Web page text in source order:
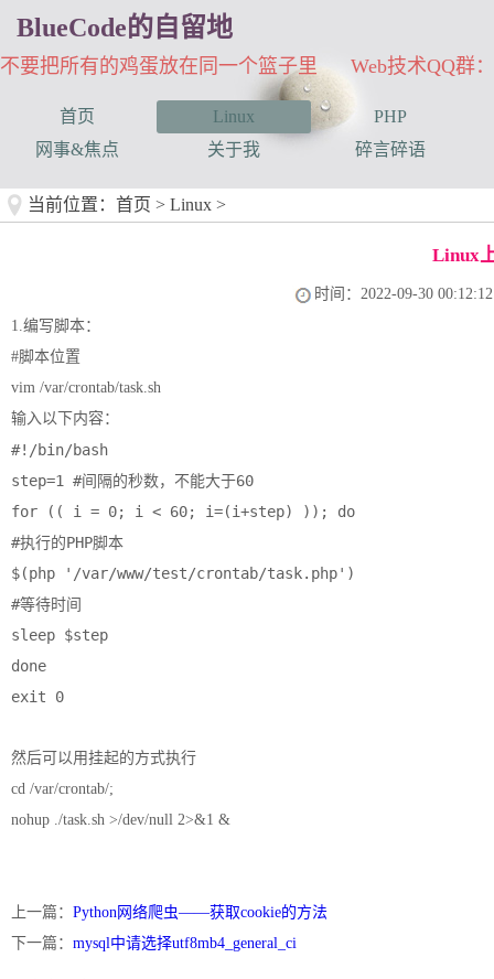
BlueCode的自留地
不要把所有的鸡蛋放在同一个篮子里 Web技术QQ群：
首页 Linux
PHP
网事&焦点
关于我 碎言碎语
当前位置： 首页 > Linux >
Linux
时间：2022-09-30 00:12:12
1.编写脚本：
#脚本位置
vim /var/crontab/task.sh
输入以下内容：
#!/bin/bash
step=1 #间隔的秒数，不能大于60
for (( i = 0; i < 60; i=(i+step) )); do
#执行的PHP脚本
$(php '/var/www/test/crontab/task.php')
#等待时间
sleep $step
done
然后可以用挂起的方式执行
cd /var/crontab/;
nohup ./task.sh >/dev/null 2>&1 &
上一篇： Python网络爬虫——获取cookie的方法
下一篇： mysql中请选择utf8mb4_general_ci